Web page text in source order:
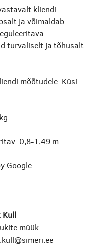
kliendi
ja võimaldab
turvaliselt ja tõhusalt
mõõtudele. Küsi
0,8-1,49 m
Google
Kull
müük